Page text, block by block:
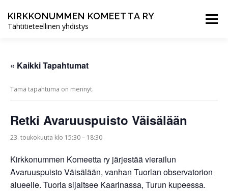
sisältöön
KIRKKONUMMEN KOMEETTA RY
Tähtitieteellinen yhdistys
Valikko
YHDISTYS LIITY JÄSENEKSI
« Kaikki Tapahtumat
Tämä tapahtuma on mennyt.
Retki Avaruuspuisto Väisälään
23. toukokuuta klo 15:30– 18:30
Kirkkonummen Komeetta ry järjestää vierailun
Avaruuspuisto Väisälään, vanhan Tuorlan observatorion
alueelle. Tuorla sijaitsee Kaarinassa, Turun kupeessa.